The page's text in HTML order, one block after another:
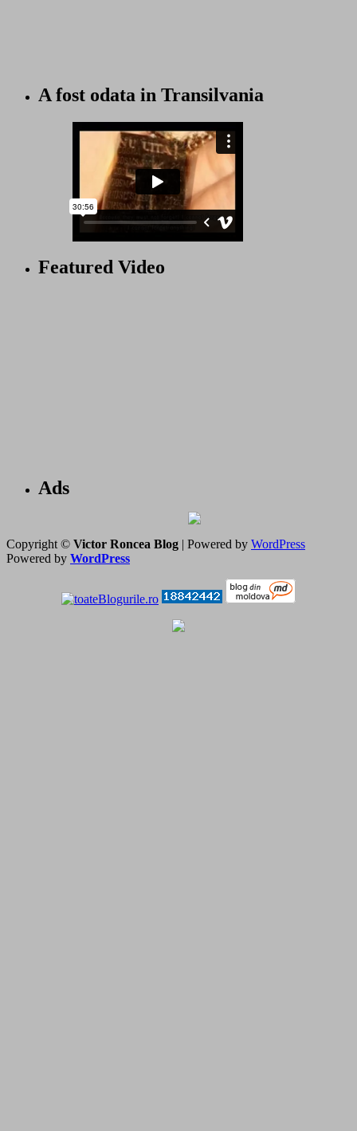
A fost odata in Transilvania
Featured Video
Ads
Copyright © Victor Roncea Blog | Powered by WordPress
Powered by WordPress